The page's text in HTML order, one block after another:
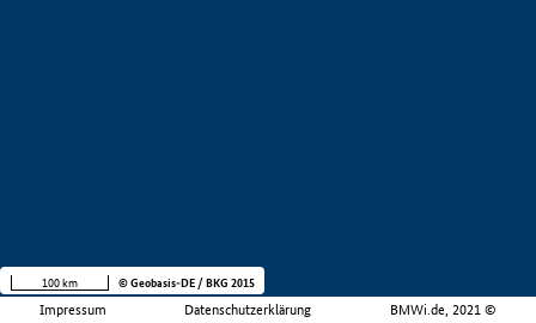
Impressum Datenschutzerklärung BMWi.de, 2021 ©
100 km © Geobasis-DE / BKG 2015